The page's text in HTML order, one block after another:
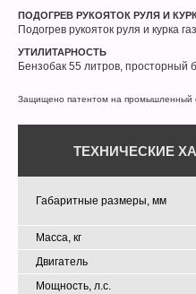
ПОДОГРЕВ РУКОЯТОК РУЛЯ И
Подогрев рукояток руля и курка
УТИЛИТАРНОСТЬ
Бензобак 55 литров, просторный
Защищено патентом на промышленный
ТЕХНИЧЕСКИЕ
Габаритные размеры, мм
Масса, кг
Двигатель
Мощность, л.с.